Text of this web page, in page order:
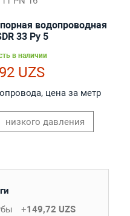
водопроводная
33 Ру 5
в наличии
UZS
цена за метр
низкого давления
+149,72 UZS